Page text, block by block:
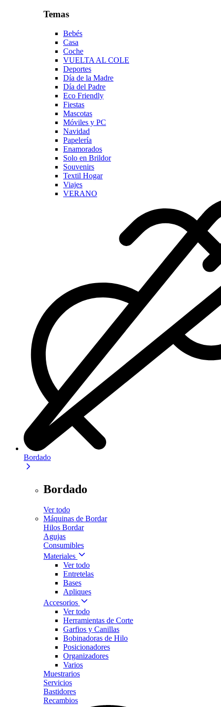
Temas
Bebés
Casa
Coche
VUELTA AL COLE
Deportes
Día de la Madre
Día del Padre
Eco Friendly
Fiestas
Mascotas
Móviles y PC
Navidad
Papelería
Enamorados
Solo en Brildor
Souvenirs
Textil Hogar
Viajes
VERANO
Bordado
Bordado
Ver todo
Máquinas de Bordar
Hilos Bordar
Agujas
Consumibles
Materiales
Ver todo
Entretelas
Bases
Apliques
Accesorios
Ver todo
Herramientas de Corte
Garfios y Canillas
Bobinadoras de Hilo
Posicionadores
Organizadores
Varios
Muestrarios
Servicios
Bastidores
Recambios